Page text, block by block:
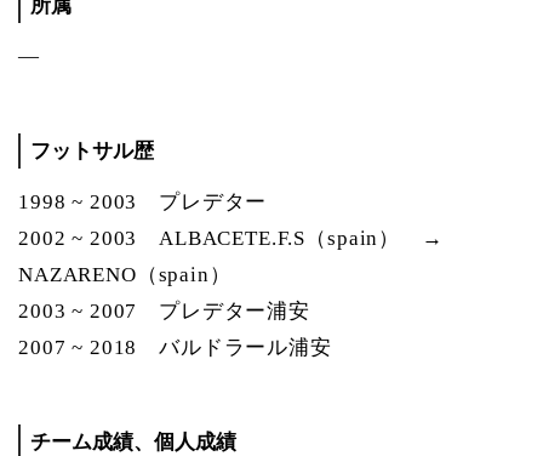
所属
―
フットサル歴
1998 ~ 2003 プレデター
2002 ~ 2003 ALBACETE.F.S（spain） →
NAZARENO（spain）
2003 ~ 2007 プレデター浦安
2007 ~ 2018 バルドラール浦安
チーム成績、個人成績